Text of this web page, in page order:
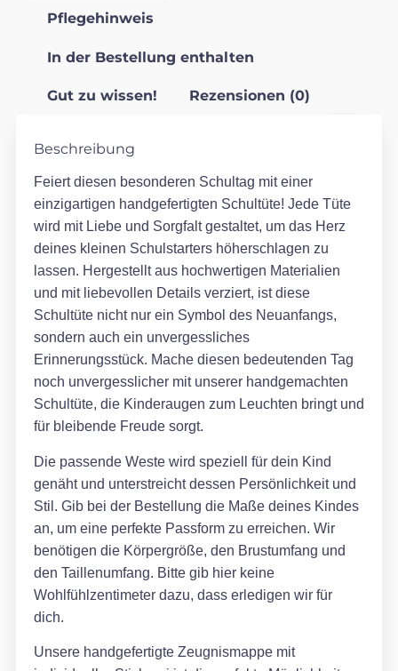
Pflegehinweis
In der Bestellung enthalten
Gut zu wissen! Rezensionen (0)
Beschreibung
Feiert diesen besonderen Schultag mit einer
einzigartigen handgefertigten Schultüte! Jede Tüte
wird mit Liebe und Sorgfalt gestaltet, um das Herz
deines kleinen Schulstarters höherschlagen zu
lassen. Hergestellt aus hochwertigen Materialien
und mit liebevollen Details verziert, ist diese
Schultüte nicht nur ein Symbol des Neuanfangs,
sondern auch ein unvergessliches
Erinnerungsstück. Mache diesen bedeutenden Tag
noch unvergesslicher mit unserer handgemachten
Schultüte, die Kinderaugen zum Leuchten bringt und
für bleibende Freude sorgt.
Die passende Weste wird speziell für dein Kind
genäht und unterstreicht dessen Persönlichkeit und
Stil. Gib bei der Bestellung die Maße deines Kindes
an, um eine perfekte Passform zu erreichen. Wir
benötigen die Körpergröße, den Brustumfang und
den Taillenumfang. Bitte gib hier keine
Wohlfühlzentimeter dazu, dass erledigen wir für
dich.
Unsere handgefertigte Zeugnismappe mit